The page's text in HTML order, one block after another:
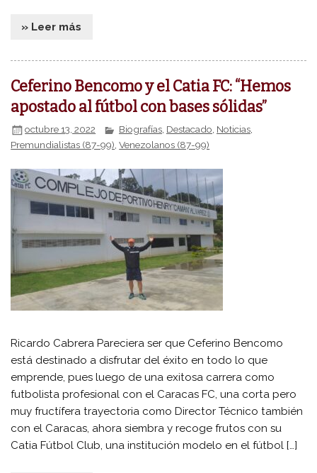
» Leer más
Ceferino Bencomo y el Catia FC: “Hemos
apostado al fútbol con bases sólidas”
octubre 13, 2022 Biografías, Destacado, Noticias,
Premundialistas (87-99) ,Venezolanos (87-99)
Ricardo Cabrera Pareciera ser que Ceferino Bencomo
está destinado a disfrutar del éxito en todo lo que
emprende, pues luego de una exitosa carrera como
futbolista profesional con el Caracas FC, una corta pero
muy fructífera trayectoria como Director Técnico también
con el Caracas, ahora siembra y recoge frutos con su
Catia Fútbol Club, una institución modelo en el fútbol […]